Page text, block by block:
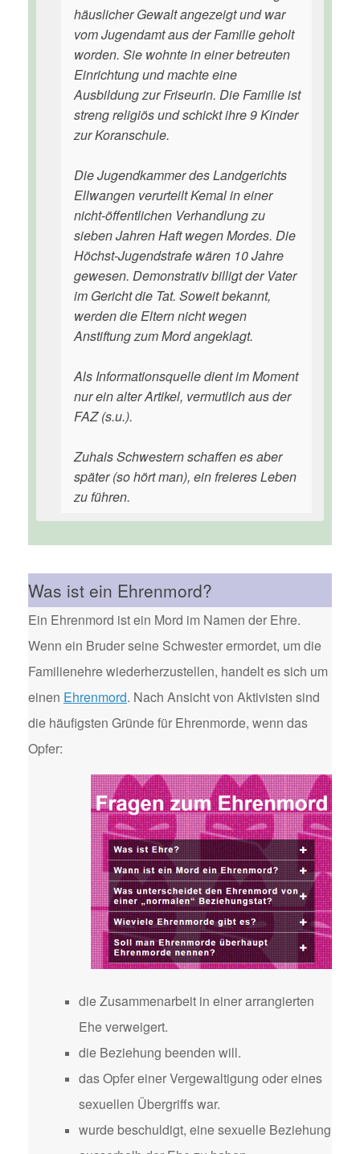
häuslicher Gewalt angezeigt und war
vom Jugendamt aus der Familie geholt
worden. Sie wohnte in einer betreuten
Einrichtung und machte eine
Ausbildung zur Friseurin. Die Familie ist
streng religiös und schickt ihre 9 Kinder
zur Koranschule.
Die Jugendkammer des Landgerichts
Ellwangen verurteilt Kemal in einer
nicht-öffentlichen Verhandlung zu
sieben Jahren Haft wegen Mordes. Die
Höchst-Jugendstrafe wären 10 Jahre
gewesen. Demonstrativ billigt der Vater
im Gericht die Tat. Soweit bekannt,
werden die Eltern nicht wegen
Anstiftung zum Mord angeklagt.
Als Informationsquelle dient im Moment
nur ein alter Artikel, vermutlich aus der
FAZ (s.u.).
Zuhals Schwestern schaffen es aber
später (so hört man), ein freieres Leben
zu führen.
Was ist ein Ehrenmord?
Ein Ehrenmord ist ein Mord im Namen der Ehre.
Wenn ein Bruder seine Schwester ermordet, um die
Familienehre wiederherzustellen, handelt es sich um
einen Ehrenmord. Nach Ansicht von Aktivisten sind
die häufigsten Gründe für Ehrenmorde, wenn das
Opfer:
die Zusammenarbeit in einer arrangierten
Ehe verweigert.
die Beziehung beenden will.
das Opfer einer Vergewaltigung oder eines
sexuellen Übergriffs war.
wurde beschuldigt, eine sexuelle Beziehung